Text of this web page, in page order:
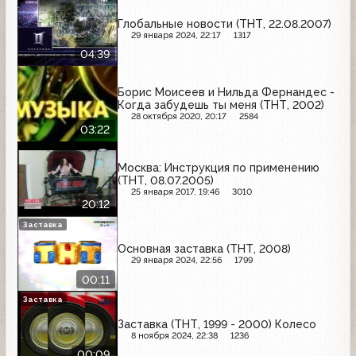
04:39
Глобальные новости (ТНТ, 22.08.2007)
29 января 2024, 22:17 1317
03:22
Борис Моисеев и Нильда Фернандес -
Когда забудешь ты меня (ТНТ, 2002)
28 октября 2020, 20:17 2584
20:12
Москва: Инструкция по применению
(ТНТ, 08.07.2005)
25 января 2017, 19:46 3010
00:11
Основная заставка (ТНТ, 2008)
29 января 2024, 22:56 1799
Заставка
Заставка (ТНТ, 1999 - 2000) Колесо
8 ноября 2024, 22:38 1236
Заставка